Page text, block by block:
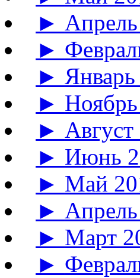
►
►
►
►
►
► Июнь
► Май
►
► Март
►